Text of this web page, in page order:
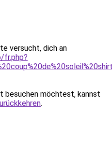
versucht, dich an
fr.php?
besuchen möchtest, kannst
.